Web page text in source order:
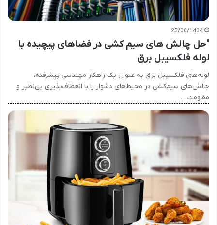
25/06/1404
"حل چالش های سیم کشی در فضاهای پیچیده با
لوله فلکسیبل برق
لوله‌های فلکسیبل برق به عنوان یک راهکار مهندسی پیشرفته،
چالش‌های سیم‌کشی در محیط‌های دشوار را با انعطاف‌پذیری بی‌نظیر و
مقاومت…